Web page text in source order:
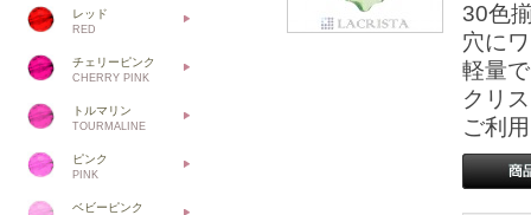
レッド
RED
チェリーピンク
CHERRY PINK
トルマリン
TOURMALINE
ピンク
PINK
ベビーピンク
30色
穴に
軽量
クリ
ご利